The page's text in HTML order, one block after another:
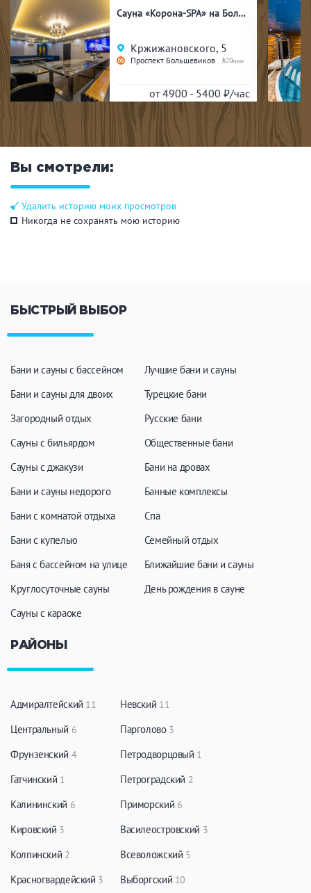
Сауна «Корона-SPA» на Большевиков
Кржижановского, 5
Проспект Большевиков 20
от 4900 - 5400 ₽/час
Вы смотрели:
Удалить историю моих просмотров
Никогда не сохранять мою историю
БЫСТРЫЙ ВЫБОР
Бани и сауны с бассейном
Бани и сауны для двоих
Загородный отдых
Сауны с бильярдом
Сауны с джакузи
Бани и сауны недорого
Бани с комнатой отдыха
Бани с купелью
Баня с бассейном на улице
Круглосуточные сауны
Сауны с караоке
Лучшие бани и сауны
Турецкие бани
Русские бани
Общественные бани
Бани на дровах
Банные комплексы
Спа
Семейный отдых
Ближайшие бани и сауны
День рождения в сауне
РАЙОНЫ
Адмиралтейский 11
Центральный 6
Фрунзенский 4
Гатчинский 1
Калининский 6
Кировский 3
Колпинский 2
Красногвардейский 3
Невский 11
Парголово 3
Петродворцовый 1
Петроградский 2
Приморский 6
Василеостровский 3
Всеволожский 5
Выборгский 10